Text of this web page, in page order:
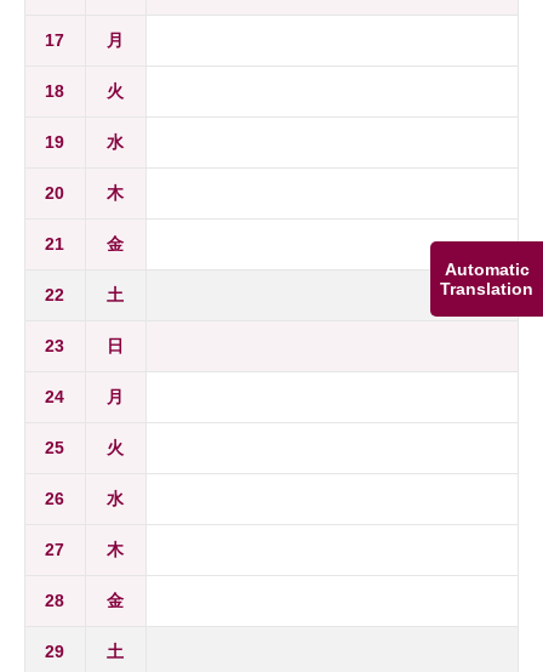
Automatic
Translation
17 月
18 火
19 水
20 木
21 金
22 土
23 日
24 月
25 火
26 水
27 木
28 金
29 土